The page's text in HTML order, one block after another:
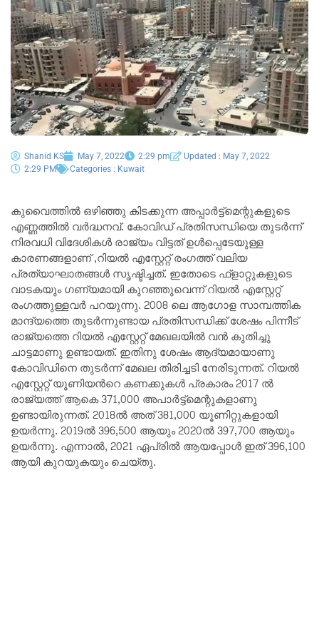
Shanid KS May 7, 2022 2:29 pm
Updated : May 7, 2022
2:29 PM
Categories : Kuwait
കുവൈത്തിൽ ഒഴിഞ്ഞു കിടക്കുന്ന അപ്പാർട്ട്മെന്റുകളുടെ
എണ്ണത്തിൽ വർദ്ധനവ്‌. കോവിഡ്‌ പ്രതിസന്ധിയെ തുടർന്ന്
നിരവധി വിദേശികൾ രാജ്യം വിട്ടത്‌ ഉൾപ്പെടേയുള്ള
കാരണങ്ങളാണ് ,റിയൽ എസ്റ്റേറ്റ്‌ രംഗത്ത്‌ വലിയ
പ്രത്യാഘാതങ്ങൾ സൃഷ്ടിച്ചത്. ഇതോടെ ഫ്‌ളാറ്റുകളുടെ
വാടകയും ഗണ്യമായി കുറഞ്ഞുവെന്ന് റിയൽ എസ്റ്റേറ്റ്
രംഗത്തുള്ളവർ പറയുന്നു. 2008 ലെ ആഗോള സാമ്പത്തിക
മാന്ദ്യത്തെ തുടർന്നുണ്ടായ പ്രതിസന്ധിക്ക്‌ ശേഷം പിന്നീട്
രാജ്യത്തെ റിയൽ എസ്റ്റേറ്റ്‌ മേഖലയിൽ വൻ കുതിച്ചു
ചാട്ടമാണു ഉണ്ടായത്‌. ഇതിനു ശേഷം ആദ്യമായാണു
കോവിഡിനെ തുടർന്ന് മേഖല തിരിച്ചടി നേരിടുന്നത്‌. റിയൽ
എസ്റ്റേറ്റ് യൂണിയൻറെ കണക്കുകൾ പ്രകാരം 2017 ൽ
രാജ്യത്ത്‌ ആകെ 371,000 അപാർട്ട്മെന്റുകളാണു
ഉണ്ടായിരുന്നത്. 2018ൽ അത് 381,000 യൂണിറ്റുകളായി
ഉയർന്നു. 2019ൽ 396,500 ആയും 2020ൽ 397,700 ആയും
ഉയർന്നു. എന്നാൽ, 2021 ഏപ്രിൽ ആയപ്പോൾ ഇത്‌ 396,100
ആയി കുറയുകയും ചെയ്തു.